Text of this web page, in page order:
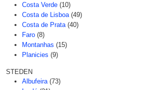
Costa Verde (10)
Costa de Lisboa (49)
Costa de Prata (40)
Faro (8)
Montanhas (15)
Planicies (9)
STEDEN
Albufeira (73)